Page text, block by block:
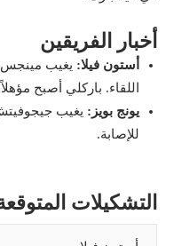
أخبار الفريقين
أستون فيلا: يغيب مينجس
اللقاء. باركلي أصبح
يونج بويز: يغيب جيجوفيتش
للإصابة.
التشكيلات